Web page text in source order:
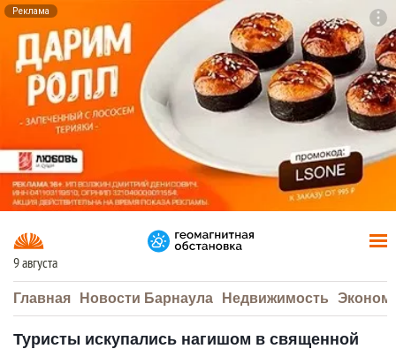
Реклама
9 августа
Главная Новости Барнаула Недвижимость
Туристы искупались нагишом в священной